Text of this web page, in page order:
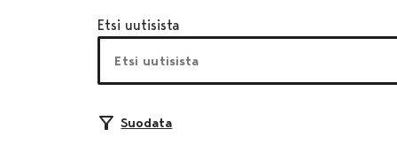
Etsi uutisista
Suodata